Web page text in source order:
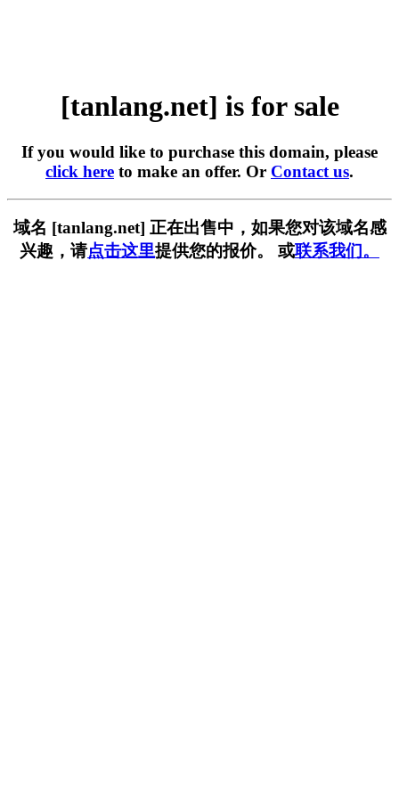
[tanlang.net] is for sale
If you would like to purchase this domain, please
click here to make an offer. Or Contact us.
域名 [tanlang.net] 正在出售中，如果您对该域名感
兴趣，请点击这里提供您的报价。 或联系我们。